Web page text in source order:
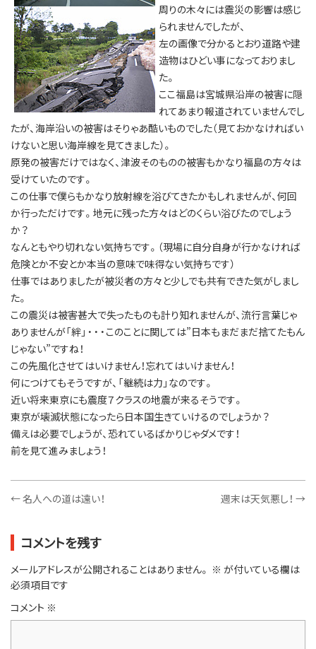
周りの木々には震災の影響は感じ
られませんでしたが、
左の画像で分かるとおり道路や建
造物はひどい事になっておりまし
た。
ここ福島は宮城県沿岸の被害に隠
れてあまり報道されていませんでし
たが、海岸沿いの被害はそりゃあ酷いものでした（見ておかなければい
けないと思い海岸線を見てきました）。
原発の被害だけではなく、津波そのものの被害もかなり福島の方々は
受けていたのです。
この仕事で僕らもかなり放射線を浴びてきたかもしれませんが、何回
か行っただけです。地元に残った方々はどのくらい浴びたのでしょう
か？
なんともやり切れない気持ちです。（現場に自分自身が行かなければ
危険とか不安とか本当の意味で味得ない気持ちです）
仕事ではありましたが被災者の方々と少しでも共有できた気がしまし
た。
この震災は被害甚大で失ったものも計り知れませんが、流行言葉じゃ
ありませんが「絆」・・・このことに関しては”日本もまだまだ捨てたもん
じゃない”ですね！
この先風化させてはいけません！忘れてはいけません！
何につけてもそうですが、「継続は力」なのです。
近い将来東京にも震度７クラスの地震が来るそうです。
東京が壊滅状態になったら日本国生きていけるのでしょうか？
備えは必要でしょうが、恐れているばかりじゃダメです！
前を見て進みましょう！
←名人への道は遠い！ 週末は天気悪し！ →
コメントを残す
メールアドレスが公開されることはありません。 ※ が付いている欄は
必須項目です
コメント ※